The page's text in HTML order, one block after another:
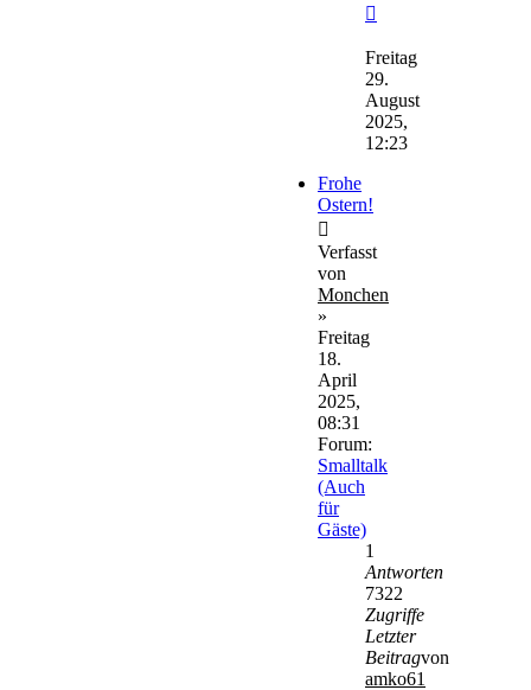
Beitrag
Freitag
29.
August
2025,
12:23
Frohe
Ostern!
Verfasst
von
Monchen
»
Freitag
18.
April
2025,
08:31
Forum:
Smalltalk
(Auch
für
Gäste)
1
Antworten
7322
Zugriffe
Letzter
Beitragvon
amko61